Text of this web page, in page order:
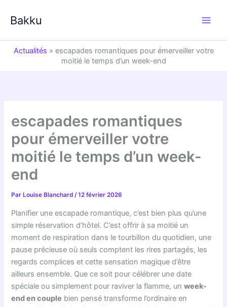
Bakku
Actualités » escapades romantiques pour émerveiller votre
moitié le temps d’un week-end
escapades romantiques
pour émerveiller votre
moitié le temps d’un week-
end
Par Louise Blanchard/12 février 2026
Planifier une escapade romantique, c’est bien plus qu’une
simple réservation d’hôtel. C’est offrir à sa moitié un
moment de respiration dans le tourbillon du quotidien, une
pause précieuse où seuls comptent les rires partagés, les
regards complices et cette sensation magique d’être
ailleurs ensemble. Que ce soit pour célébrer une date
spéciale ou simplement pour raviver la flamme, unweek-
end en couple bien pensé transforme l’ordinaire en